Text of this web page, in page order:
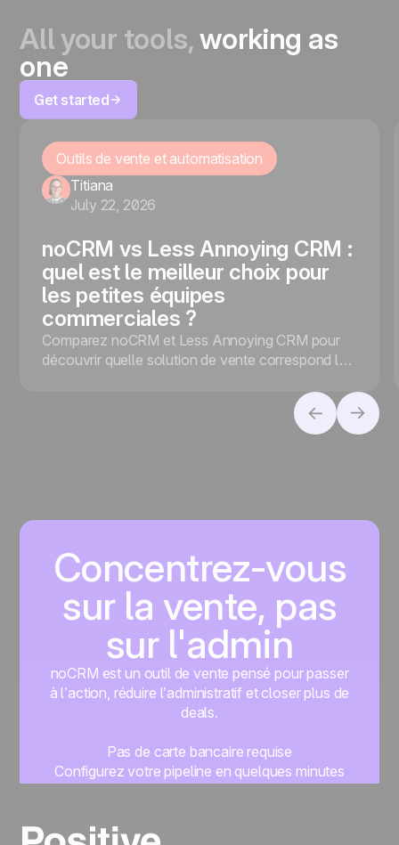
All your tools,working as
one
Get started
Outils de vente et automatisation
Titiana
July 22, 2026
noCRM vs Less Annoying CRM :
quel est le meilleur choix pour
les petites équipes
commerciales ?
Comparez noCRM et Less Annoying CRM pour
découvrir quelle solution de vente correspond le
privilégiez la conversion des leads ou la gestion
Concentrez-vous
sur la vente, pas
sur l'admin
noCRM est un outil de vente pensé pour passer
à l’action, réduire l’administratif et closer plus de
deals.
Pas de carte bancaire requise
Configurez votre pipeline en quelques minutes